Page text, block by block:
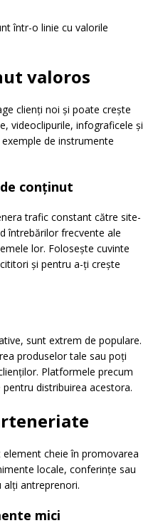
într-o linie cu valorile
valoros
clienți noi și poate crește
videoclipurile, infograficele și
de instrumente
conținut
trafic constant către site-
întrebărilor frecvente ale
lor. Folosește cuvinte
și pentru a-ți crește
sunt extrem de populare.
produselor tale sau poți
Platformele precum
distribuirea acestora.
cheie în promovarea
locale, conferințe sau
antreprenori.
mici